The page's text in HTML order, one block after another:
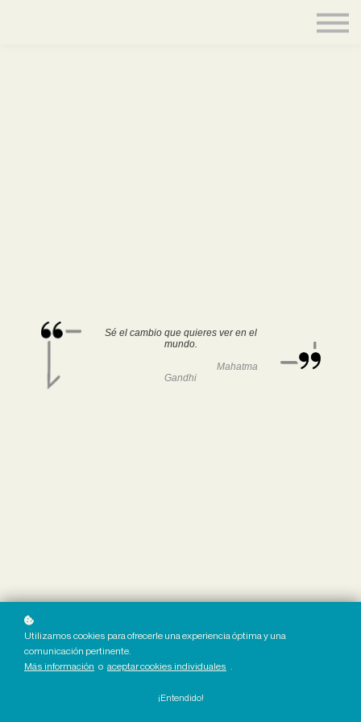
Sé el cambio que quieres ver en el
mundo.
Mahatma
Gandhi
Utilizamos cookies para ofrecerle una experiencia óptima y una
comunicación pertinente.
Más información o aceptar cookies individuales .
¡Entendido!